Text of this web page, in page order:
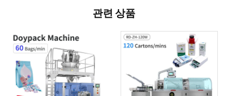
관련 상품